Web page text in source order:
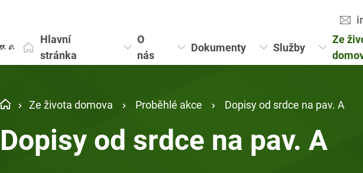
Hlavní
stránka
O
nás
Dokumenty Služby
Ze
Ze života domova Proběhlé akce Dopisy od srdce na pav. A
Dopisy od srdce na pav. A